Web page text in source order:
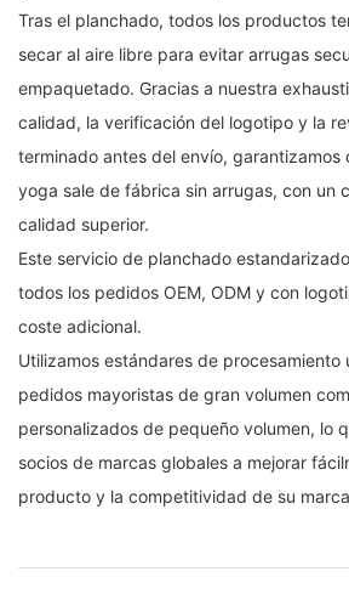
Tras el planchado, todos los productos
secar al aire libre para evitar arrugas
empaquetado. Gracias a nuestra
calidad, la verificación del logotipo y la
terminado antes del envío,
yoga sale de fábrica sin arrugas, con un
calidad superior.
Este servicio de planchado
todos los pedidos OEM, ODM y con
coste adicional.
Utilizamos estándares de procesamiento
pedidos mayoristas de gran volumen
personalizados de pequeño volumen, lo
socios de marcas globales a mejorar
producto y la competitividad de su